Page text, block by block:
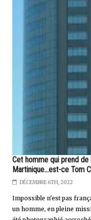
Cet homme qui prend de
Martinique...est-ce Tom
DÉCEMBRE 6TH, 2022
Impossible n'est pas
un homme, en pleine